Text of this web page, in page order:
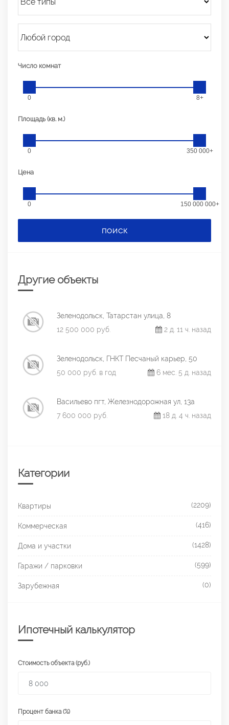
Число комнат
0 8+
Площадь (кв. м.)
0 350 000+
Цена
0 150 000 000+
ПОИСК
Другие объекты
Зеленодольск, Татарстан улица, 8
12 500 000 руб.
2 д. 11 ч. назад
Зеленодольск, ГНКТ Песчаный карьер, 50
50 000 руб. в год
6 мес. 5 д. назад
Васильево пгт, Железнодорожная ул, 13а
7 600 000 руб.
18 д. 4 ч. назад
Категории
Квартиры (2209)
Коммерческая (416)
Дома и участки (1428)
Гаражи / парковки (599)
Зарубежная (0)
Ипотечный калькулятор
Стоимость объекта (руб.)
Процент банка (%)